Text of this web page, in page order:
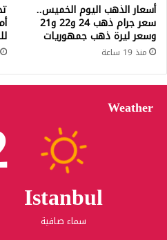
أسعار الذهب اليوم الخميس..
سعر جرام ذهب 24 و22 و21
وسعر ليرة ذهب جمهوريات
منذ 19 ساعة
Weather
Istanbul
سماء صافية